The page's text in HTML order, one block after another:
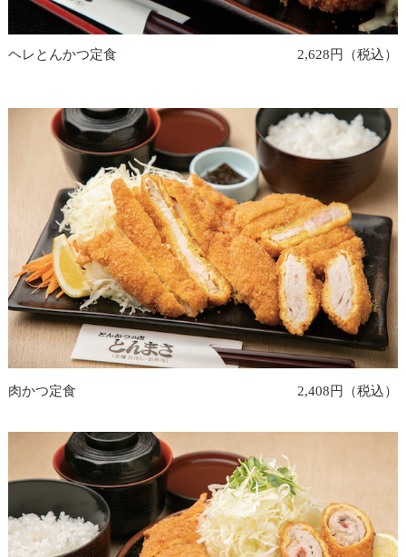
ヘレとんかつ定食 2,628円（税込）
肉かつ定食 2,408円（税込）